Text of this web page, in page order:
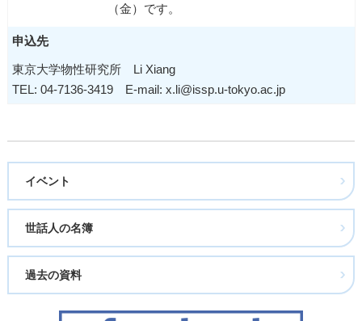
（金）です。
申込先
東京大学物性研究所 Li Xiang
TEL: 04-7136-3419 E-mail: x.li@issp.u-tokyo.ac.jp
イベント
世話人の名簿
過去の資料